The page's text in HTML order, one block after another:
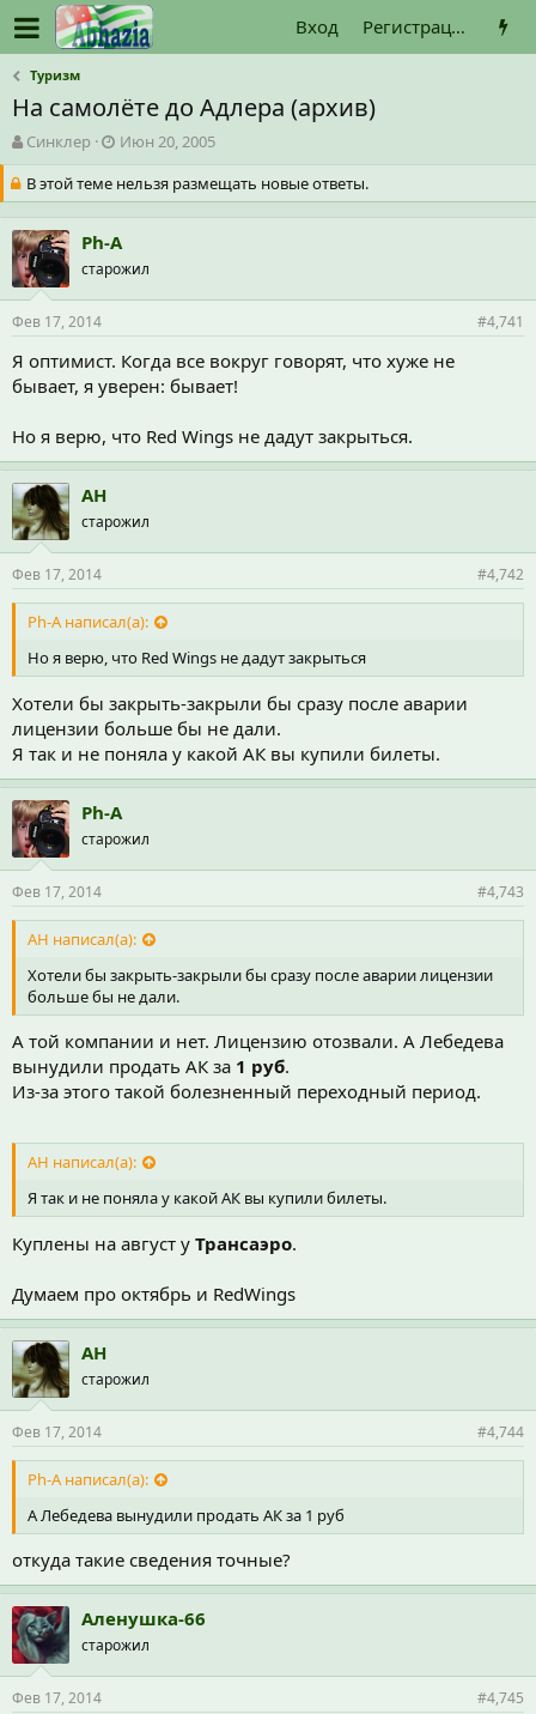
Вход Регистрация
Туризм
На самолёте до Адлера (архив)
А
в
т
о
р
т
е
м
Синклер
Д
а
т
а
а
ч
а
Июн 20, 2005
В этой теме нельзя размещать новые ответы.
Ph-A
старожил
Фев 17, 2014 #4,741
Я оптимист. Когда все вокруг говорят, что хуже не
бывает, я уверен: бывает!
Но я верю, что Red Wings не дадут закрыться.
АН
старожил
Фев 17, 2014 #4,742
Ph-A написал(а):
Но я верю, что Red Wings не дадут закрыться
Хотели бы закрыть-закрыли бы сразу после аварии
лицензии больше бы не дали.
Я так и не поняла у какой АК вы купили билеты.
Ph-A
старожил
Фев 17, 2014 #4,743
АН написал(а):
Хотели бы закрыть-закрыли бы сразу после аварии лицензии
больше бы не дали.
А той компании и нет. Лицензию отозвали. А Лебедева
вынудили продать АК за 1 руб.
Из-за этого такой болезненный переходный период.
АН написал(а):
Я так и не поняла у какой АК вы купили билеты.
Куплены на август у Трансаэро.
Думаем про октябрь и RedWings
АН
старожил
Фев 17, 2014 #4,744
Ph-A написал(а):
А Лебедева вынудили продать АК за 1 руб
откуда такие сведения точные?
Аленушка-66
старожил
Фев 17, 2014 #4,745